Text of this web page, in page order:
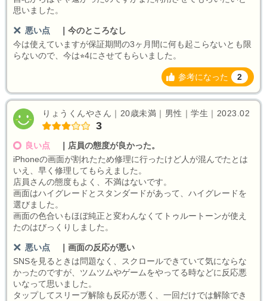
思いました。
悪い点
今のところなし
今は使えていますが保証期間の3ヶ月間に何も起こらないとも限
らないので、今は⭐︎4にさせてもらいました。
参考になった 2
りょうくんやさん｜20歳未満｜男性｜学生｜2023.02
3
良い点
店員の態度が良かった。
iPhoneの画面が割れたため修理に行ったけど人が混んでたとは
いえ、早く修理してもらえました。
店員さんの態度もよく、不満はないです。
画面はハイグレードとスタンダードがあって、ハイグレードを
選びました。
画面の色合いもほぼ純正と変わんなくてトゥルートーンが使え
たのはびっくりしました。
悪い点
画面の反応が悪い
SNSを見るときは問題なく、スクロールできていて気にならな
かったのですが、ツムツムやゲームをやってる時などに反応悪
いなって思いました。
タップしてスリープ解除も反応が悪く、一回だけでは解除でき